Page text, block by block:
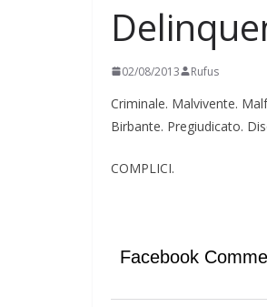
02/08/2013 Rufus
Criminale. Malvivente.
Birbante. Pregiudicato.
COMPLICI.
Facebook